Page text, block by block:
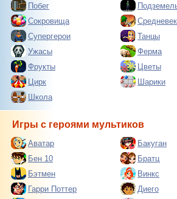
Побег
Сокровища
Супергерои
Танцы
Ужасы
Ферма
Фрукты
Цветы
Цирк
Шарики
Школа
Игры с героями мультиков
Аватар
Бакуган
Бен 10
Братц
Бэтмен
Винкс
Гарри Поттер
Диего